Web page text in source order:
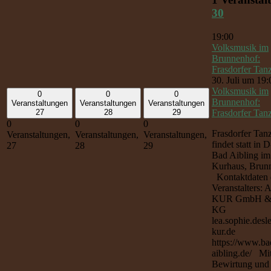
0
Veranstaltungen
27
0
Veranstaltungen,
27
0
Veranstaltungen
28
0
Veranstaltungen,
28
0
Veranstaltungen
29
0
Veranstaltungen,
29
30
19:00
Volksmusik im
Brunnenhof:
Frasdorfer
30. Juli um
Volksmusik im
Brunnenhof:
Frasdorfer
Frasdorfer
findet statt in
Bad Aibling im
Kurhaus,
Kontaktdaten
Veranstalters:
KUR GmbH
KG
kur.de
https://
aibling.de/
Bewirtung und